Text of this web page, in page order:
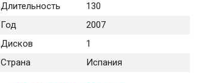
Длительность
130
Год
2007
Дисков
1
Страна
Испания